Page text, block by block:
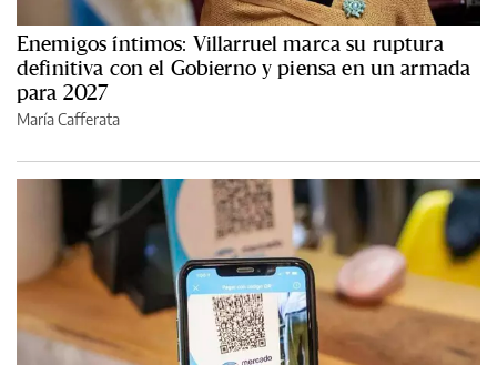
Enemigos íntimos: Villarruel marca su ruptura
definitiva con el Gobierno y piensa en un armada
para 2027
María Cafferata